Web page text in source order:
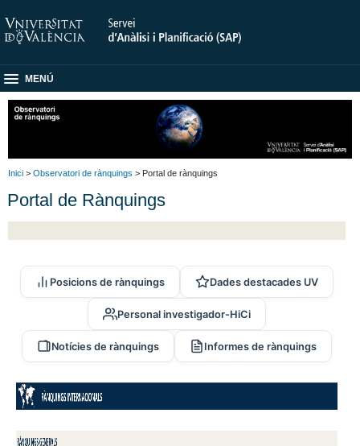
MENÚ
Inici > Observatori de rànquings > Portal de rànquings
Portal de Rànquings